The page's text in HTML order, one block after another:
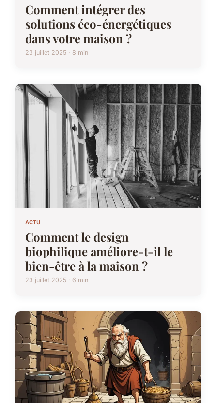
Comment intégrer des
solutions éco-énergétiques
dans votre maison ?
23 juillet 2025 · 8 min
ACTU
Comment le design
biophilique améliore-t-il le
bien-être à la maison ?
23 juillet 2025 · 6 min